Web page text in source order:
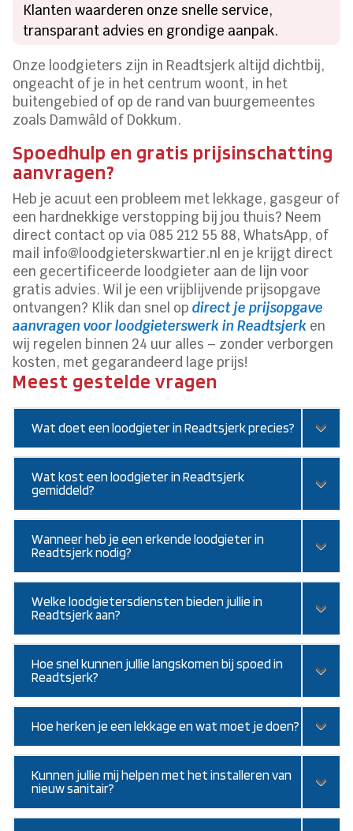
Klanten waarderen onze snelle service,
transparant advies en grondige aanpak.
Onze loodgieters zijn in Readtsjerk altijd dichtbij,
ongeacht of je in het centrum woont, in het
buitengebied of op de rand van buurgemeentes
zoals Damwâld of Dokkum.
Spoedhulp en gratis prijsinschatting
aanvragen?
Heb je acuut een probleem met lekkage, gasgeur of
een hardnekkige verstopping bij jou thuis? Neem
direct contact op via 085 212 55 88, WhatsApp, of
mail info@loodgieterskwartier.nl en je krijgt direct
een gecertificeerde loodgieter aan de lijn voor
gratis advies. Wil je een vrijblijvende prijsopgave
ontvangen? Klik dan snel opdirect je prijsopgave
aanvragen voor loodgieterswerk in Readtsjerk en
wij regelen binnen 24 uur alles – zonder verborgen
kosten, met gegarandeerd lage prijs!
Meest gestelde vragen
Wat doet een loodgieter in Readtsjerk precies?
Wat kost een loodgieter in Readtsjerk
gemiddeld?
Wanneer heb je een erkende loodgieter in
Readtsjerk nodig?
Welke loodgietersdiensten bieden jullie in
Readtsjerk aan?
Hoe snel kunnen jullie langskomen bij spoed in
Readtsjerk?
Hoe herken je een lekkage en wat moet je doen?
Kunnen jullie mij helpen met het installeren van
nieuw sanitair?